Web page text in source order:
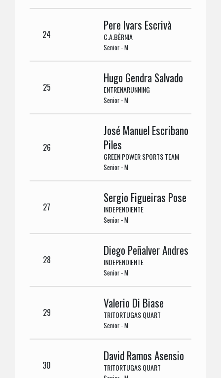
24
Pere Ivars Escrivà
C.A.BÈRNIA
Senior - M
25
Hugo Gendra Salvado
ENTRENARUNNING
Senior - M
26
José Manuel Escribano
Piles
GREEN POWER SPORTS TEAM
Senior - M
27
Sergio Figueiras Pose
INDEPENDIENTE
Senior - M
28
Diego Peñalver Andres
INDEPENDIENTE
Senior - M
29
Valerio Di Biase
TRITORTUGAS QUART
Senior - M
30
David Ramos Asensio
TRITORTUGAS QUART